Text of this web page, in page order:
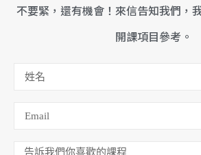
不要緊，還有機會！來信告知我們，
開課項目參考。